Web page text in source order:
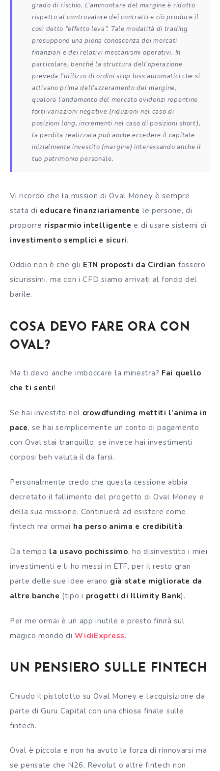
grado di rischio. L’ammontare del margine è ridotto
rispetto al controvalore dei contratti e ciò produce il
così detto “effetto leva”. Tale modalità di trading
presuppone una piena conoscenza dei mercati
finanziari e dei relativi meccanismi operativi. In
particolare, benché la struttura dell’operazione
preveda l’utilizzo di ordini stop loss automatici che si
attivano prima dell’azzeramento del margine,
qualora l’andamento del mercato evidenzi repentine
forti variazioni negative (riduzioni nel caso di
posizioni long, incrementi nel caso di posizioni short),
la perdita realizzata può anche eccedere il capitale
inizialmente investito (margine) interessando anche il
tuo patrimonio personale.
Vi ricordo che la mission di Oval Money è sempre
stata di educare finanziariamente le persone, di
proporre risparmio intelligente e di usare sistemi di
investimento semplici e sicuri.
Oddio non è che gli ETN proposti da Cirdian fossero
sicurissimi, ma con i CFD siamo arrivati al fondo del
barile.
COSA DEVO FARE ORA CON
OVAL?
Ma ti devo anche imboccare la minestra? Fai quello
che ti senti!
Se hai investito nel crowdfunding mettiti l’anima in
pace, se hai semplicemente un conto di pagamento
con Oval stai tranquillo, se invece hai investimenti
corposi beh valuta il da farsi.
Personalmente credo che questa cessione abbia
decretato il fallimento del progetto di Oval Money e
della sua missione. Continuerà ad esistere come
fintech ma ormai ha perso anima e credibilità.
Da tempo la usavo pochissimo, ho disinvestito i miei
investimenti e li ho messi in ETF, per il resto gran
parte delle sue idee erano già state migliorate da
altre banche (tipo i progetti di Illimity Bank).
Per me ormai è un app inutile e presto finirà sul
magico mondo diWidiExpress.
UN PENSIERO SULLE FINTECH
Chiudo il pistolotto su Oval Money e l’acquisizione da
parte di Guru Capital con una chiosa finale sulle
fintech.
Oval è piccola e non ha avuto la forza di rinnovarsi ma
se pensate che N26, Revolut o altre fintech non